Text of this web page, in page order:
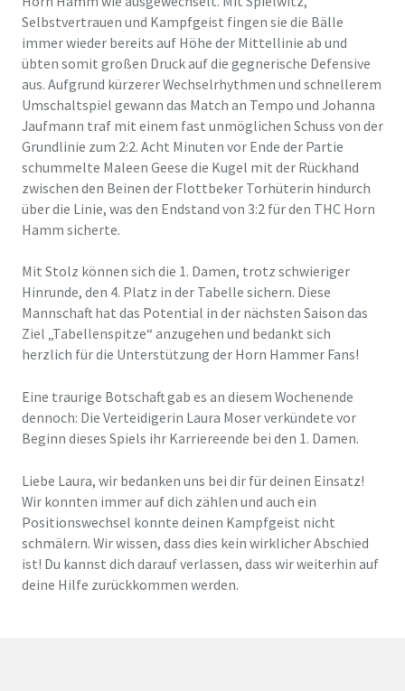
Selbstvertrauen und Kampfgeist fingen sie die Bälle
immer wieder bereits auf Höhe der Mittellinie ab und
übten somit großen Druck auf die gegnerische Defensive
aus. Aufgrund kürzerer Wechselrhythmen und schnellerem
Umschaltspiel gewann das Match an Tempo und Johanna
Jaufmann traf mit einem fast unmöglichen Schuss von der
Grundlinie zum 2:2. Acht Minuten vor Ende der Partie
schummelte Maleen Geese die Kugel mit der Rückhand
zwischen den Beinen der Flottbeker Torhüterin hindurch
über die Linie, was den Endstand von 3:2 für den THC Horn
Hamm sicherte.
Mit Stolz können sich die 1. Damen, trotz schwieriger
Hinrunde, den 4. Platz in der Tabelle sichern. Diese
Mannschaft hat das Potential in der nächsten Saison das
Ziel „Tabellenspitze“ anzugehen und bedankt sich
herzlich für die Unterstützung der Horn Hammer Fans!
Eine traurige Botschaft gab es an diesem Wochenende
dennoch: Die Verteidigerin Laura Moser verkündete vor
Beginn dieses Spiels ihr Karriereende bei den 1. Damen.
Liebe Laura, wir bedanken uns bei dir für deinen Einsatz!
Wir konnten immer auf dich zählen und auch ein
Positionswechsel konnte deinen Kampfgeist nicht
schmälern. Wir wissen, dass dies kein wirklicher Abschied
ist! Du kannst dich darauf verlassen, dass wir weiterhin auf
deine Hilfe zurückkommen werden.